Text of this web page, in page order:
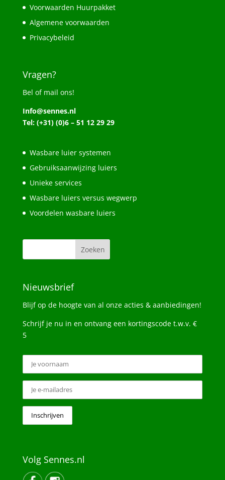
Voorwaarden Huurpakket
Algemene voorwaarden
Privacybeleid
Vragen?
Bel of mail ons!
Info@sennes.nl
Tel: (+31) (0)6 – 51 12 29 29
Wasbare luier systemen
Gebruiksaanwijzing luiers
Unieke services
Wasbare luiers versus wegwerp
Voordelen wasbare luiers
Nieuwsbrief
Blijf op de hoogte van al onze acties & aanbiedingen!
Schrijf je nu in en ontvang een kortingscode t.w.v. €
5
Volg Sennes.nl